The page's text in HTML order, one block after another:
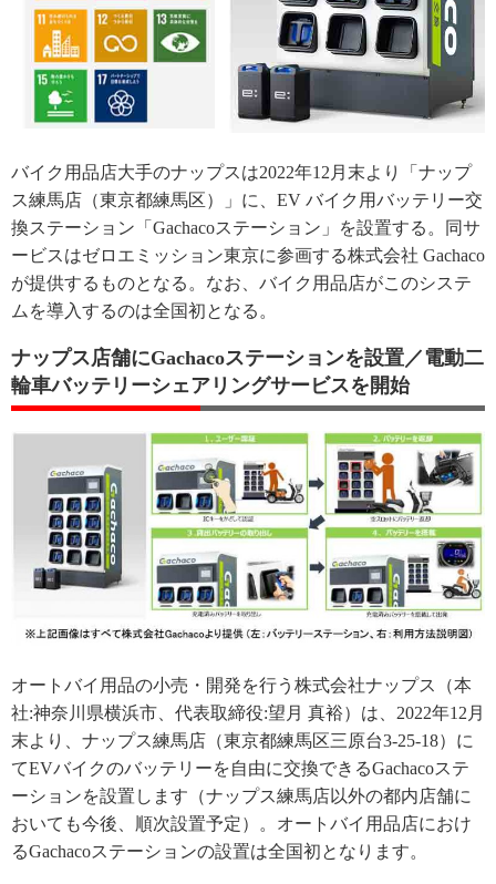
バイク用品店大手のナップスは2022年12月末より「ナップ
ス練馬店（東京都練馬区）」に、EV バイク用バッテリー交
換ステーション「Gachacoステーション」を設置する。同サ
ービスはゼロエミッション東京に参画する株式会社 Gachaco
が提供するものとなる。なお、バイク用品店がこのシステ
ムを導入するのは全国初となる。
ナップス店舗にGachacoステーションを設置／電動二
輪車バッテリーシェアリングサービスを開始
オートバイ用品の小売・開発を行う株式会社ナップス（本
社:神奈川県横浜市、代表取締役:望月 真裕）は、2022年12月
末より、ナップス練馬店（東京都練馬区三原台3-25-18）に
てEVバイクのバッテリーを自由に交換できるGachacoステ
ーションを設置します（ナップス練馬店以外の都内店舗に
おいても今後、順次設置予定）。オートバイ用品店におけ
るGachacoステーションの設置は全国初となります。